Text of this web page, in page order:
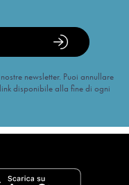
newsletter. Puoi annullare
disponibile alla fine di ogni